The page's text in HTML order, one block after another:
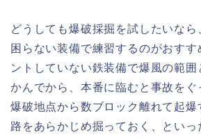
どうしても爆破採掘を試したいなら
困らない装備で練習するのがおすす
ントしていない鉄装備で爆風の範囲
かんでから、本番に臨むと事故をぐ
爆破地点から数ブロック離れて起爆
路をあらかじめ掘っておく、といっ
商品